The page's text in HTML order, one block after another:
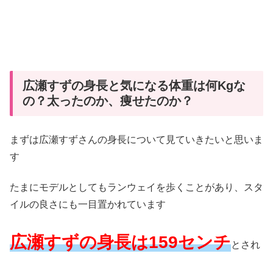
広瀬すずの身長と気になる体重は何Kgな
の？太ったのか、痩せたのか？
まずは広瀬すずさんの身長について見ていきたいと思いま
す
たまにモデルとしてもランウェイを歩くことがあり、スタ
イルの良さにも一目置かれています
広瀬すずの身長は159センチとされ